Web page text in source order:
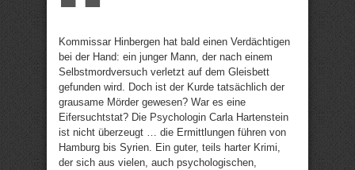
Kommissar Hinbergen hat bald einen Verdächtigen
bei der Hand: ein junger Mann, der nach einem
Selbstmordversuch verletzt auf dem Gleisbett
gefunden wird. Doch ist der Kurde tatsächlich der
grausame Mörder gewesen? War es eine
Eifersuchtstat? Die Psychologin Carla Hartenstein
ist nicht überzeugt … die Ermittlungen führen von
Hamburg bis Syrien. Ein guter, teils harter Krimi,
der sich aus vielen, auch psychologischen,